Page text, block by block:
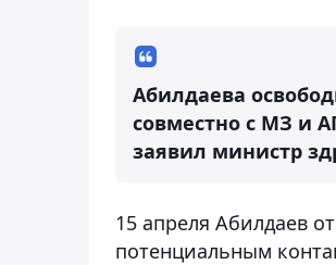
Абилдаева
совместно с МЗ и
заявил министр
15 апреля Абилдаев
потенциальным